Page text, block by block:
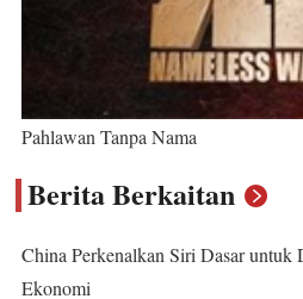
Pahlawan Tanpa Nama
Berita Berkaitan
China Perkenalkan Siri Dasar untuk
Ekonomi